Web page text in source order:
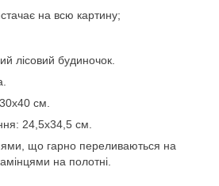
на всю картину;
лісовий будиночок.
см.
24,5х34,5 см.
що гарно переливаються на
на полотні.